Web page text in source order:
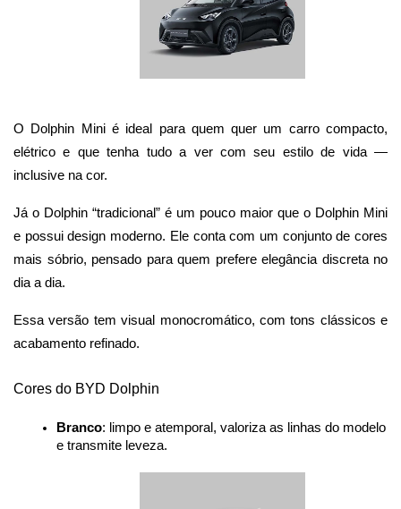
O Dolphin Mini é ideal para quem quer um carro compacto,
elétrico e que tenha tudo a ver com seu estilo de vida —
inclusive na cor.
Já o Dolphin “tradicional” é um pouco maior que o Dolphin Mini
e possui design moderno. Ele conta com um conjunto de cores
mais sóbrio, pensado para quem prefere elegância discreta no
dia a dia.
Essa versão tem visual monocromático, com tons clássicos e
acabamento refinado.
Cores do BYD Dolphin
Branco: limpo e atemporal, valoriza as linhas do modelo
e transmite leveza.